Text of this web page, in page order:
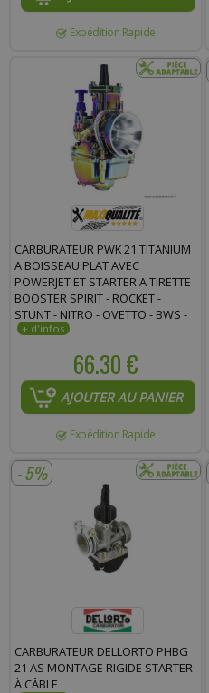
Expédition Rapide
CARBURATEUR PWK 21 TITANIUM
A BOISSEAU PLAT AVEC
POWERJET ET STARTER A TIRETTE
BOOSTER SPIRIT - ROCKET -
STUNT - NITRO - OVETTO - BWS -
NG - AEROX - DERBI 6VTS - APRILIA
66.30 €
AJOUTER AU PANIER
Expédition Rapide
- 5%
CARBURATEUR DELLORTO PHBG
21 AS MONTAGE RIGIDE STARTER
À CÂBLE